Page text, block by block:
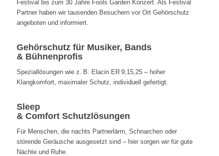
Festival bis zum 30 Jahre Fools Garden Konzert. Als Festival
Partner haben wir tausenden Besuchern vor Ort Gehörschutz
angeboten und informiert.
Gehörschutz für Musiker, Bands
& Bühnenprofis
Speziallösungen wie z. B. Elacin ER 9,15,25 – hoher
Klangkomfort, maximaler Schutz, individuell gefertigt.
Sleep
& Comfort Schutzlösungen
Für Menschen, die nachts Partnerlärm, Schnarchen oder
störende Geräusche ausgesetzt sind – hier sorgen wir für gute
Nächte und Ruhe.